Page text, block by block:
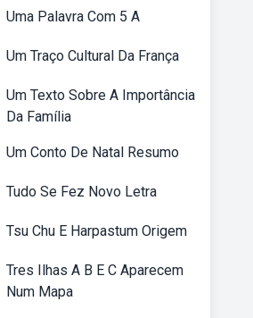
Uma Palavra Com 5 A
Um Traço Cultural Da França
Um Texto Sobre A Importância
Da Família
Um Conto De Natal Resumo
Tudo Se Fez Novo Letra
Tsu Chu E Harpastum Origem
Tres Ilhas A B E C Aparecem
Num Mapa